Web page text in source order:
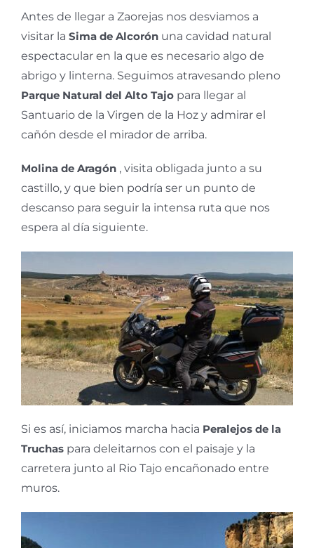
Antes de llegar a Zaorejas nos desviamos a
visitar la Sima de Alcorón una cavidad natural
espectacular en la que es necesario algo de
abrigo y linterna. Seguimos atravesando pleno
Parque Natural del Alto Tajo para llegar al
Santuario de la Virgen de la Hoz y admirar el
cañón desde el mirador de arriba.
Molina de Aragón , visita obligada junto a su
castillo, y que bien podría ser un punto de
descanso para seguir la intensa ruta que nos
espera al día siguiente.
Si es así, iniciamos marcha hacia Peralejos de la
Truchas para deleitarnos con el paisaje y la
carretera junto al Rio Tajo encañonado entre
muros.